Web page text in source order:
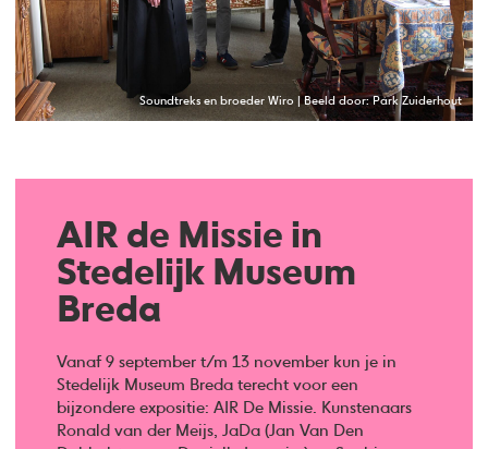
Soundtreks en broeder Wiro | Beeld door: Park Zuiderhout
AIR de Missie in
Stedelijk Museum
Breda
Vanaf 9 september t/m 13 november kun je in
Stedelijk Museum Breda terecht voor een
bijzondere expositie: AIR De Missie. Kunstenaars
Ronald van der Meijs, JaDa (Jan Van Den